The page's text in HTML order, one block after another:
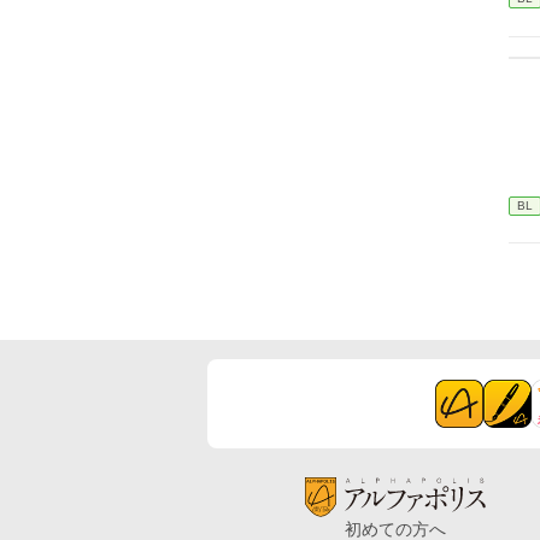
BL
初めての方へ